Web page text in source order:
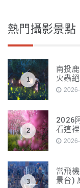
熱門攝影景點
1
南投
火蟲
2
2026
看這裡
3
當飛
景台)